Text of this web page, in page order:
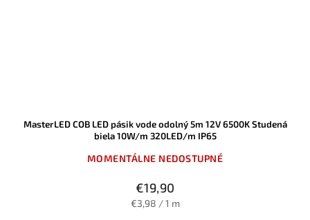
MasterLED COB LED pásik vode odolný 5m 12V 6500K Studená
biela 10W/m 320LED/m IP65
MOMENTÁLNE NEDOSTUPNÉ
€19,90
€3,98 / 1 m